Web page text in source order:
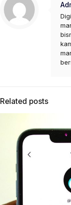
Related posts